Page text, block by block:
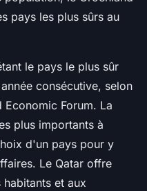
pays les plus sûrs au
le pays le plus sûr
consécutive, selon
Economic Forum. La
plus importants à
d'un pays pour y
Le Qatar offre
habitants et aux